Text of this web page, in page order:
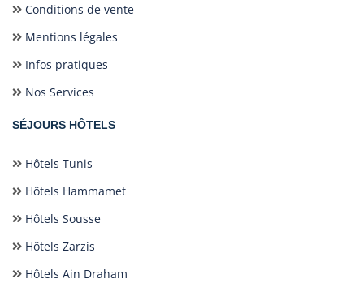
Conditions de vente
Mentions légales
Infos pratiques
Nos Services
SÉJOURS HÔTELS
Hôtels Tunis
Hôtels Hammamet
Hôtels Sousse
Hôtels Zarzis
Hôtels Ain Draham